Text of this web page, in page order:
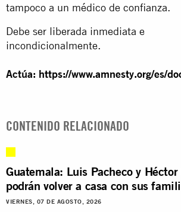
tampoco a un médico de confianza.
Debe ser liberada inmediata e
incondicionalmente.
Actúa: https://www.amnesty.org/es/
CONTENIDO RELACIONADO
Guatemala: Luis Pacheco y Héctor
podrán volver a casa con sus
VIERNES, 07 DE AGOSTO, 2026